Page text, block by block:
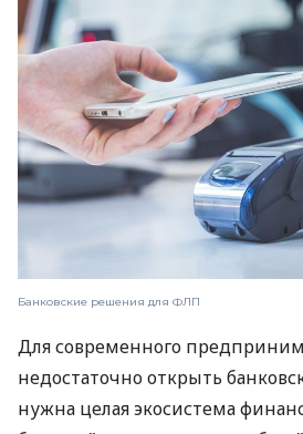
Банковские решения для ФЛП
Для современного
недостаточно открыть
нужна целая экосистема